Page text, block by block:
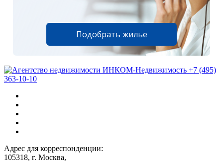
Подобрать жилье
+7 (495)
363-10-10
Адрес для корреспонденции:
105318, г. Москва,